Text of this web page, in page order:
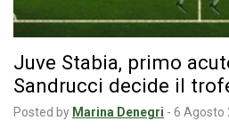
Juve Stabia, primo
Sandrucci decide il
Posted by Marina Denegri - 6 Agosto